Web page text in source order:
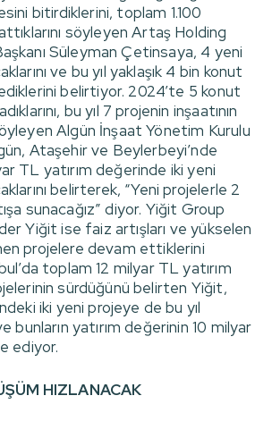
bitirdiklerini, toplam 1.100
söyleyen Artaş Holding
Süleyman Çetinsaya, 4 yeni
ve bu yıl yaklaşık 4 bin konut
belirtiyor. 2024’te 5 konut
bu yıl 7 projenin inşaatının
Algün İnşaat Yönetim Kurulu
Ataşehir ve Beylerbeyi’nde
TL yatırım değerinde iki yeni
belirterek, “Yeni projelerle 2
sunacağız” diyor. Yiğit Group
Yiğit ise faiz artışları ve yükselen
projelere devam ettiklerini
toplam 12 milyar TL yatırım
sürdüğünü belirten Yiğit,
iki yeni projeye de bu yıl
bunların yatırım değerinin 10 milyar
ediyor.
HIZLANACAK